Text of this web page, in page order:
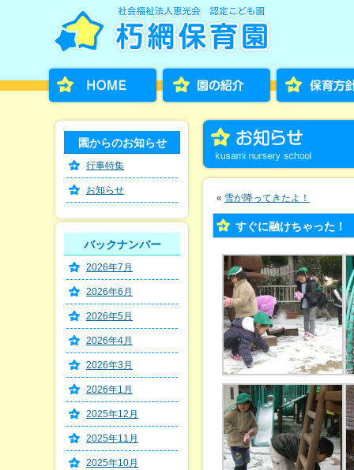
« 雪が降ってきたよ！
すぐに融けちゃった！
園からのお知らせ
行事特集
お知らせ
バックナンバー
2026年7月
2026年6月
2026年5月
2026年4月
2026年3月
2026年1月
2025年12月
2025年11月
2025年10月